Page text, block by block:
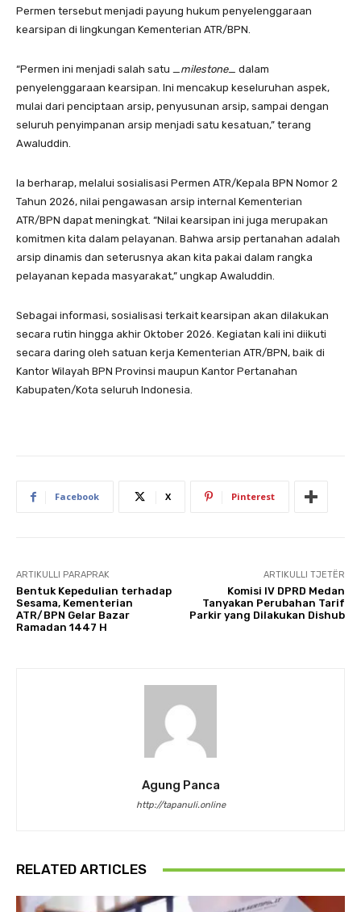
Permen tersebut menjadi payung hukum penyelenggaraan
kearsipan di lingkungan Kementerian ATR/BPN.
“Permen ini menjadi salah satu _milestone_ dalam
penyelenggaraan kearsipan. Ini mencakup keseluruhan aspek,
mulai dari penciptaan arsip, penyusunan arsip, sampai dengan
seluruh penyimpanan arsip menjadi satu kesatuan,” terang
Awaluddin.
Ia berharap, melalui sosialisasi Permen ATR/Kepala BPN Nomor 2
Tahun 2026, nilai pengawasan arsip internal Kementerian
ATR/BPN dapat meningkat. “Nilai kearsipan ini juga merupakan
komitmen kita dalam pelayanan. Bahwa arsip pertanahan adalah
arsip dinamis dan seterusnya akan kita pakai dalam rangka
pelayanan kepada masyarakat,” ungkap Awaluddin.
Sebagai informasi, sosialisasi terkait kearsipan akan dilakukan
secara rutin hingga akhir Oktober 2026. Kegiatan kali ini diikuti
secara daring oleh satuan kerja Kementerian ATR/BPN, baik di
Kantor Wilayah BPN Provinsi maupun Kantor Pertanahan
Kabupaten/Kota seluruh Indonesia.
Facebook X Pinterest
ARTIKULLI PARAPRAK
Bentuk Kepedulian terhadap
Sesama, Kementerian
ATR/BPN Gelar Bazar
Ramadan 1447 H
ARTIKULLI TJETËR
Komisi IV DPRD Medan
Tanyakan Perubahan Tarif
Parkir yang Dilakukan Dishub
Agung Panca
http://tapanuli.online
RELATED ARTICLES